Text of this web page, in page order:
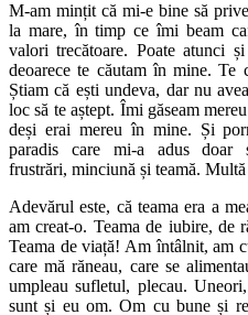
M-am mințit că mi-e bine să
la mare, în timp ce îmi beam
valori trecătoare. Poate atunci
deoarece te căutam în mine. Te
Știam că ești undeva, dar nu
loc să te aștept. Îmi găseam
deși erai mereu în mine. Și
paradis care mi-a adus doar
frustrări, minciună și teamă. Multă
Adevărul este, că teama era a
am creat-o. Teama de iubire, de
Teama de viață! Am întâlnit, am
care mă răneau, care se
umpleau sufletul, plecau.
sunt și eu om. Om cu bune și